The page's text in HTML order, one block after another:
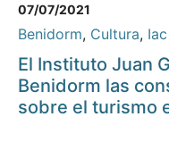
07/07/2021
Benidorm, Cultura,
El Instituto Juan
Benidorm las
sobre el turismo